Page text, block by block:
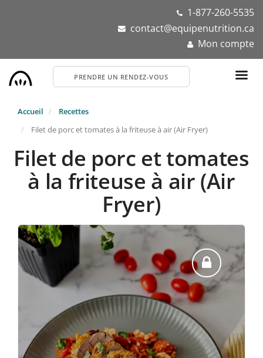
1-877-260-5535
contact@equipenutrition.ca
Mon compte
PRENDRE UN RENDEZ-VOUS
Accueil
Recettes
Filet de porc et tomates à la friteuse à air (Air Fryer)
Filet de porc et tomates
à la friteuse à air (Air
Fryer)